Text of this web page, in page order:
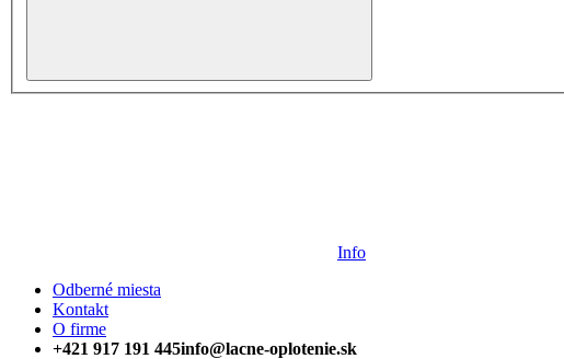
Info
Odberné miesta
Kontakt
O firme
+421 917 191 445info@lacne-oplotenie.sk